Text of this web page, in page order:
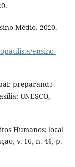
Médio. 2020.
ensino-
preparando
UNESCO,
Humanos: local
v. 16, n. 46, p.